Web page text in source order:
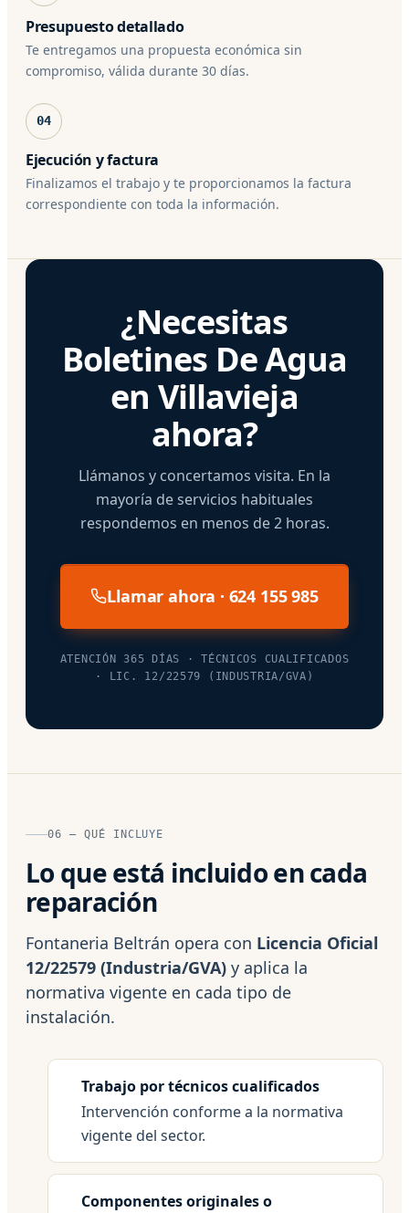
Presupuesto detallado
Te entregamos una propuesta económica sin
compromiso, válida durante 30 días.
04
Ejecución y factura
Finalizamos el trabajo y te proporcionamos la factura
correspondiente con toda la información.
¿Necesitas
Boletines De Agua
en Villavieja
ahora?
Llámanos y concertamos visita. En la
mayoría de servicios habituales
respondemos en menos de 2 horas.
Llamar ahora · 624 155 985
ATENCIÓN 365 DÍAS · TÉCNICOS CUALIFICADOS
· LIC. 12/22579 (INDUSTRIA/GVA)
06 — QUÉ INCLUYE
Lo que está incluido en cada
reparación
Fontaneria Beltrán opera con Licencia Oficial
12/22579 (Industria/GVA) y aplica la
normativa vigente en cada tipo de
instalación.
Trabajo por técnicos cualificados
Intervención conforme a la normativa
vigente del sector.
Componentes originales o